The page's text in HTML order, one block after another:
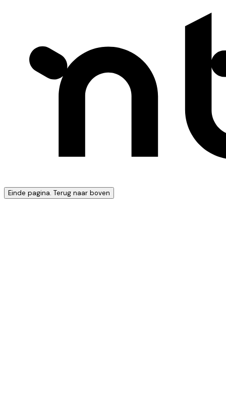
Einde pagina. Terug naar boven